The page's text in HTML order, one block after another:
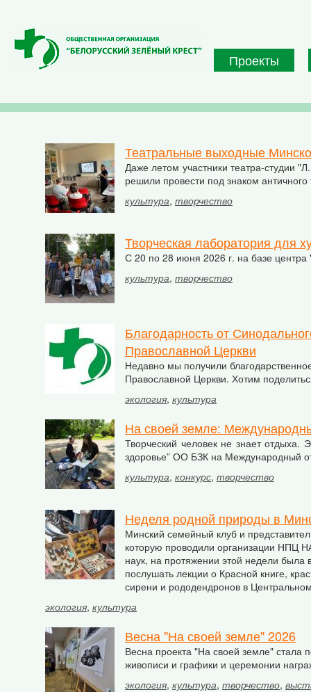
Проекты
Театральные выходные
Даже летом участники театра-студии
решили провести под знаком античного
культура, творчество
Творческая лаборатория для
С 20 по 28 июня 2026 г. на базе центра
культура, творчество
Благодарность от
Православной Церкви
Недавно мы получили
Православной Церкви. Хотим
экология, культура
На своей земле:
Творческий человек не знает
здоровье” ОО БЗК на Международный
культура, конкурс, творчество
Неделя родной природы в
Минский семейный клуб и
которую проводили организации НПЦ
наук, на протяжении этой недели была
послушать лекции о Красной книге,
сирени и рододендронов в
экология, культура
Весна "На своей земле" 2026
Весна проекта "На своей земле" стала
живописи и графики и церемонии
экология, культура, творчество,